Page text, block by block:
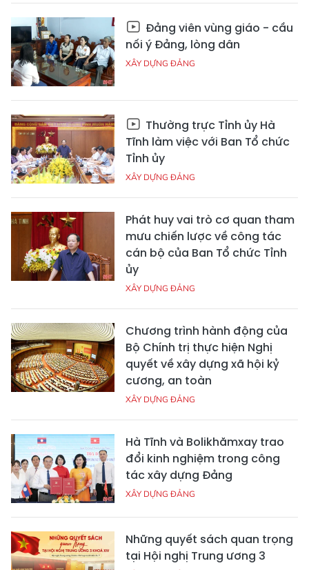
Đảng viên vùng giáo - cầu
nối ý Đảng, lòng dân
XÂY DỰNG ĐẢNG
Thường trực Tỉnh ủy Hà
Tĩnh làm việc với Ban Tổ chức
Tỉnh ủy
XÂY DỰNG ĐẢNG
Phát huy vai trò cơ quan tham
mưu chiến lược về công tác
cán bộ của Ban Tổ chức Tỉnh
ủy
XÂY DỰNG ĐẢNG
Chương trình hành động của
Bộ Chính trị thực hiện Nghị
quyết về xây dựng xã hội kỷ
cương, an toàn
XÂY DỰNG ĐẢNG
Hà Tĩnh và Bolikhămxay trao
đổi kinh nghiệm trong công
tác xây dựng Đảng
XÂY DỰNG ĐẢNG
Những quyết sách quan trọng
tại Hội nghị Trung ương 3